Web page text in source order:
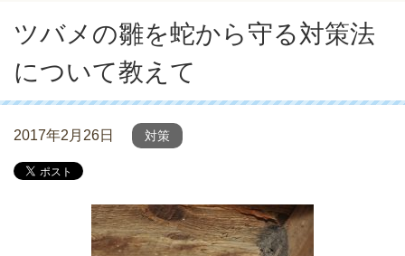
ツバメの雛を蛇から守る対策法
について教えて
2017年2月26日 対策